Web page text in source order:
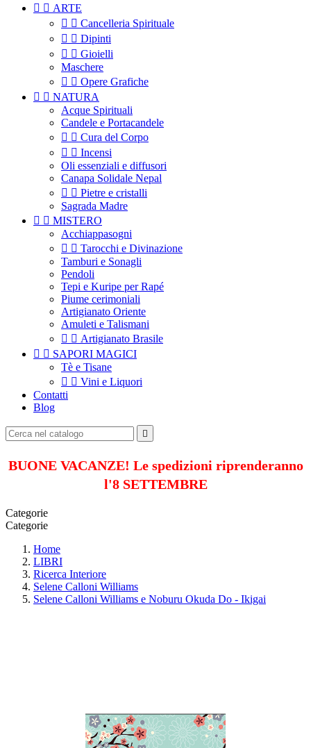
  ARTE
  Cancelleria Spirituale
  Dipinti
  Gioielli
Maschere
  Opere Grafiche
  NATURA
Acque Spirituali
Candele e Portacandele
  Cura del Corpo
  Incensi
Oli essenziali e diffusori
Canapa Solidale Nepal
  Pietre e cristalli
Sagrada Madre
  MISTERO
Acchiappasogni
  Tarocchi e Divinazione
Tamburi e Sonagli
Pendoli
Tepi e Kuripe per Rapé
Piume cerimoniali
Artigianato Oriente
Amuleti e Talismani
  Artigianato Brasile
  SAPORI MAGICI
Tè e Tisane
  Vini e Liquori
Contatti
Blog

BUONE VACANZE! Le spedizioni riprenderanno
l'8 SETTEMBRE
Categorie
Categorie
Home
LIBRI
Ricerca Interiore
Selene Calloni Williams
Selene Calloni Williams e Noburu Okuda Do - Ikigai